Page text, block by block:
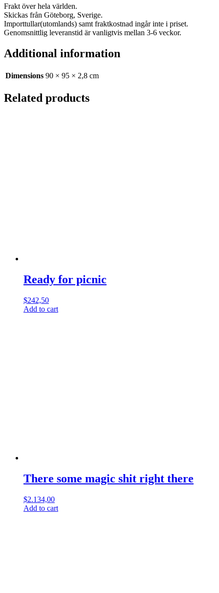
Frakt över hela världen.
Skickas från Göteborg, Sverige.
Importtullar(utomlands) samt fraktkostnad ingår inte i priset.
Genomsnittlig leveranstid är vanligtvis mellan 3-6 veckor.
Additional information
Dimensions 90 × 95 × 2,8 cm
Related products
Ready for picnic
$242,50
Add to cart
There some magic shit right there
$2.134,00
Add to cart